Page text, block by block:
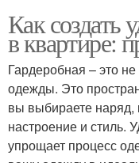
Как создать
в квартире:
Гардеробная – это
одежды. Это
вы выбираете
настроение и стиль.
упрощает процесс